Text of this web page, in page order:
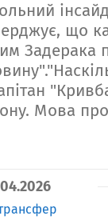
що
Задерака
Мова